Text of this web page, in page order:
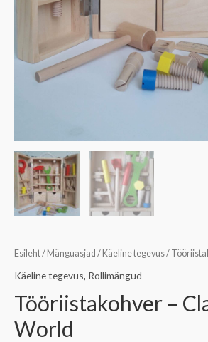
Esileht/ Mänguasjad / Käeline tegevus/
Käeline tegevus, Rollimängud
Tööriistakohver –
World